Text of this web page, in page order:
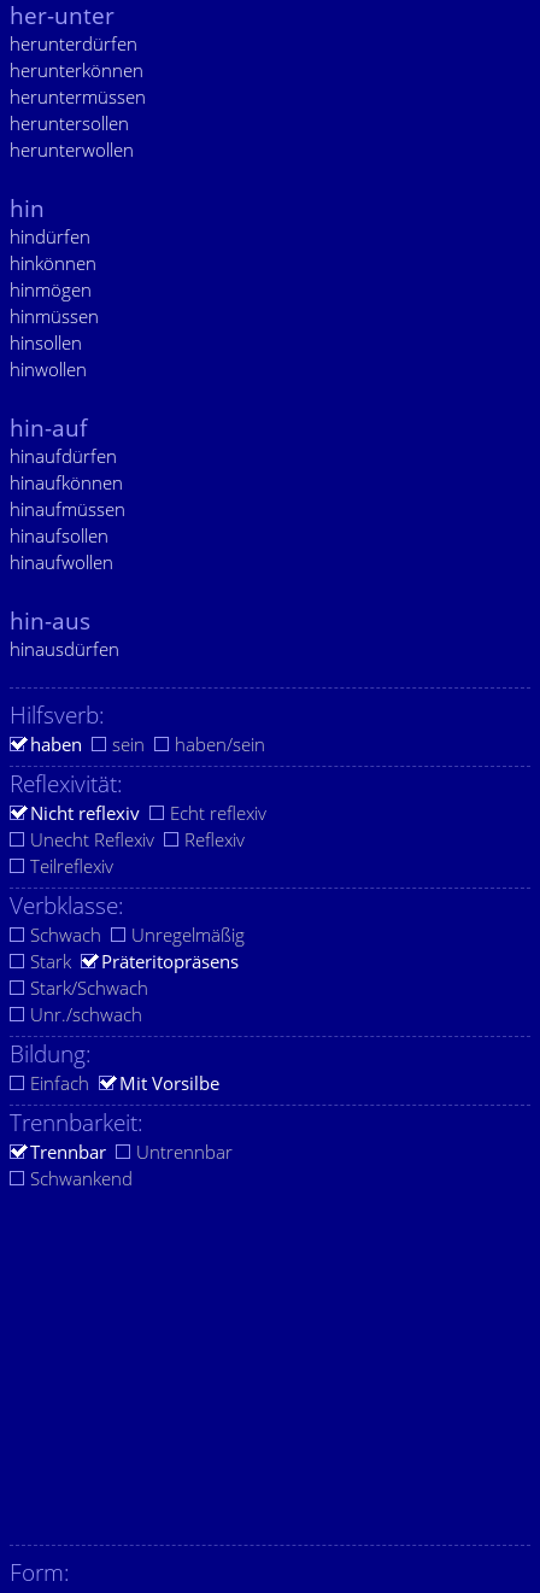
her-unter
herunterdürfen
herunterkönnen
heruntermüssen
heruntersollen
herunterwollen
hin
hindürfen
hinkönnen
hinmögen
hinmüssen
hinsollen
hinwollen
hin-auf
hinaufdürfen
hinaufkönnen
hinaufmüssen
hinaufsollen
hinaufwollen
hin-aus
hinausdürfen
Hilfsverb:
haben sein haben/sein
Reflexivität:
Nicht reflexiv
Echt reflexiv
Unecht Reflexiv
Reflexiv
Teilreflexiv
Verbklasse:
Schwach
Unregelmäßig
Stark
Präteritopräsens
Stark/Schwach
Unr./schwach
Bildung:
Einfach Mit Vorsilbe
Trennbarkeit:
Trennbar
Untrennbar
Schwankend
Form: